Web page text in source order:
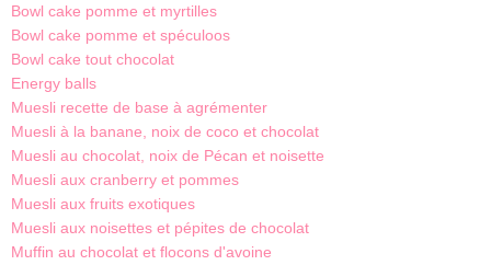
Bowl cake pomme et myrtilles
Bowl cake pomme et spéculoos
Bowl cake tout chocolat
Energy balls
Muesli recette de base à agrémenter
Muesli à la banane, noix de coco et chocolat
Muesli au chocolat, noix de Pécan et noisette
Muesli aux cranberry et pommes
Muesli aux fruits exotiques
Muesli aux noisettes et pépites de chocolat
Muffin au chocolat et flocons d'avoine